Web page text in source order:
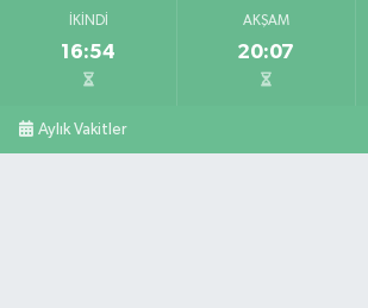
İKINDI
16:54
AKŞAM
20:07
Aylık Vakitler